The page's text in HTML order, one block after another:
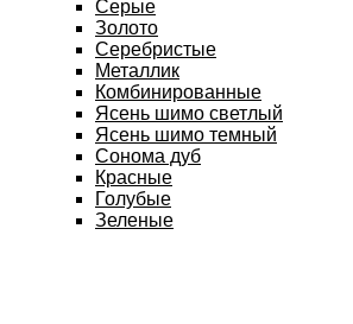
Серые
Золото
Серебристые
Металлик
Комбинированные
Ясень шимо светлый
Ясень шимо темный
Сонома дуб
Красные
Голубые
Зеленые